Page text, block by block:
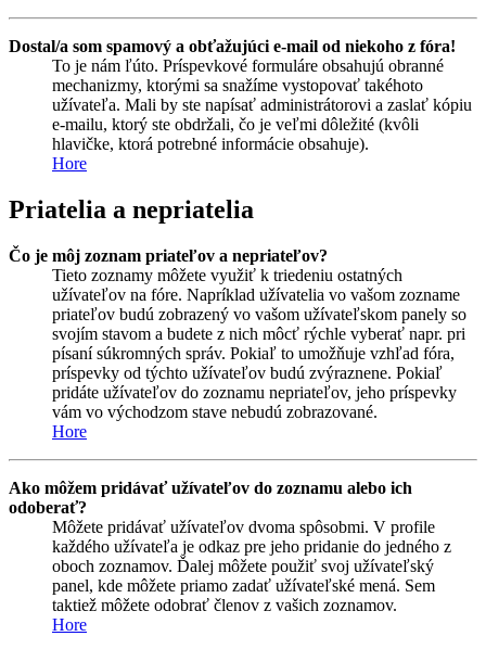
Dostal/a som spamový a obťažujúci e-mail od niekoho z fóra!
To je nám ľúto. Príspevkové formuláre obsahujú obranné
mechanizmy, ktorými sa snažíme vystopovať takéhoto
užívateľa. Mali by ste napísať administrátorovi a zaslať kópiu
e-mailu, ktorý ste obdržali, čo je veľmi dôležité (kvôli
hlavičke, ktorá potrebné informácie obsahuje).
Hore
Priatelia a nepriatelia
Čo je môj zoznam priateľov a nepriateľov?
Tieto zoznamy môžete využiť k triedeniu ostatných
užívateľov na fóre. Napríklad užívatelia vo vašom zozname
priateľov budú zobrazený vo vašom užívateľskom panely so
svojím stavom a budete z nich môcť rýchle vyberať napr. pri
písaní súkromných správ. Pokiaľ to umožňuje vzhľad fóra,
príspevky od týchto užívateľov budú zvýraznene. Pokiaľ
pridáte užívateľov do zoznamu nepriateľov, jeho príspevky
vám vo východzom stave nebudú zobrazované.
Hore
Ako môžem pridávať užívateľov do zoznamu alebo ich
odoberať?
Môžete pridávať užívateľov dvoma spôsobmi. V profile
každého užívateľa je odkaz pre jeho pridanie do jedného z
oboch zoznamov. Ďalej môžete použiť svoj užívateľský
panel, kde môžete priamo zadať užívateľské mená. Sem
taktiež môžete odobrať členov z vašich zoznamov.
Hore